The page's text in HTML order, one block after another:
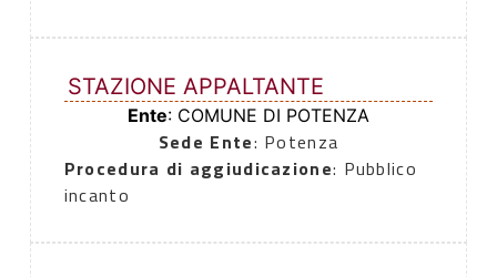
STAZIONE APPALTANTE
Ente: COMUNE DI POTENZA
Sede Ente: Potenza
Procedura di aggiudicazione: Pubblico
incanto